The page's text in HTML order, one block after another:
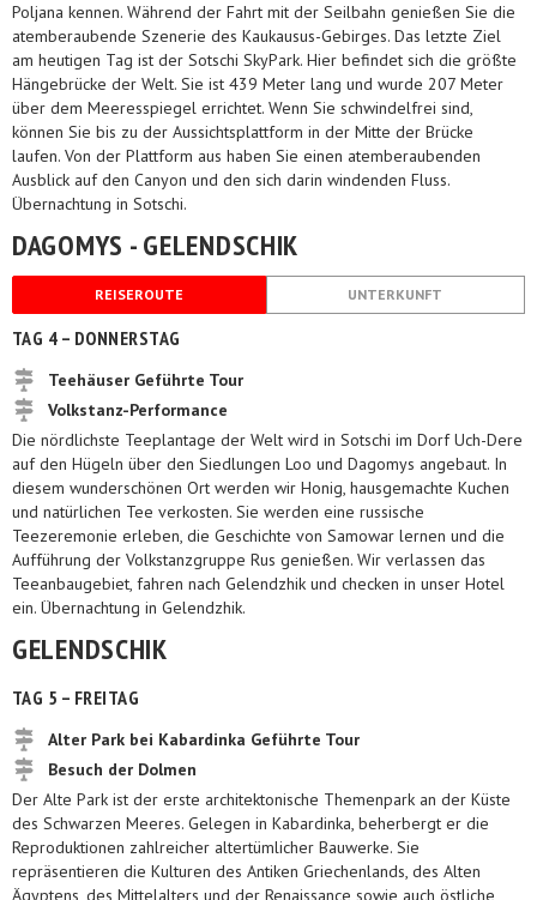
Poljana kennen. Während der Fahrt mit der Seilbahn genießen Sie die
atemberaubende Szenerie des Kaukausus-Gebirges. Das letzte Ziel
am heutigen Tag ist der Sotschi SkyPark. Hier befindet sich die größte
Hängebrücke der Welt. Sie ist 439 Meter lang und wurde 207 Meter
über dem Meeresspiegel errichtet. Wenn Sie schwindelfrei sind,
können Sie bis zu der Aussichtsplattform in der Mitte der Brücke
laufen. Von der Plattform aus haben Sie einen atemberaubenden
Ausblick auf den Canyon und den sich darin windenden Fluss.
Übernachtung in Sotschi.
DAGOMYS - GELENDSCHIK
REISEROUTE UNTERKUNFT
TAG 4 – DONNERSTAG
Teehäuser Geführte Tour
Volkstanz-Performance
Die nördlichste Teeplantage der Welt wird in Sotschi im Dorf Uch-Dere
auf den Hügeln über den Siedlungen Loo und Dagomys angebaut. In
diesem wunderschönen Ort werden wir Honig, hausgemachte Kuchen
und natürlichen Tee verkosten. Sie werden eine russische
Teezeremonie erleben, die Geschichte von Samowar lernen und die
Aufführung der Volkstanzgruppe Rus genießen. Wir verlassen das
Teeanbaugebiet, fahren nach Gelendzhik und checken in unser Hotel
ein. Übernachtung in Gelendzhik.
GELENDSCHIK
TAG 5 – FREITAG
Alter Park bei Kabardinka Geführte Tour
Besuch der Dolmen
Der Alte Park ist der erste architektonische Themenpark an der Küste
des Schwarzen Meeres. Gelegen in Kabardinka, beherbergt er die
Reproduktionen zahlreicher altertümlicher Bauwerke. Sie
repräsentieren die Kulturen des Antiken Griechenlands, des Alten
Ägyptens, des Mittelalters und der Renaissance sowie auch östliche,